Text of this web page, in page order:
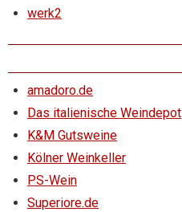
werk2
amadoro.de
Das italienische Weindepot
K&M Gutsweine
Kölner Weinkeller
PS-Wein
Superiore.de